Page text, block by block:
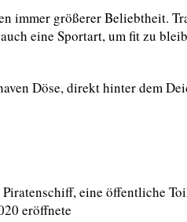
immer größerer Beliebtheit.
eine Sportart, um fit zu
Döse, direkt hinter dem
eine öffentliche
eröffnete